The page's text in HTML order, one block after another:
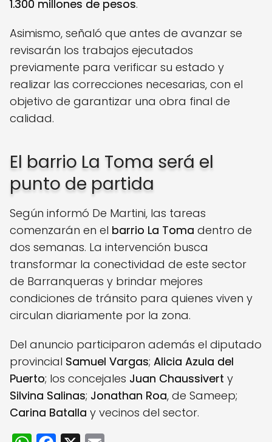
1.300 millones de pesos.
Asimismo, señaló que antes de avanzar se
revisarán los trabajos ejecutados
previamente para verificar su estado y
realizar las correcciones necesarias, con el
objetivo de garantizar una obra final de
calidad.
El barrio La Toma será el
punto de partida
Según informó De Martini, las tareas
comenzarán en el barrio La Toma dentro de
dos semanas. La intervención busca
transformar la conectividad de este sector
de Barranqueras y brindar mejores
condiciones de tránsito para quienes viven y
circulan diariamente por la zona.
Del anuncio participaron además el diputado
provincial Samuel Vargas; Alicia Azula del
Puerto; los concejales Juan Chaussivert y
Silvina Salinas; Jonathan Roa, de Sameep;
Carina Batalla y vecinos del sector.